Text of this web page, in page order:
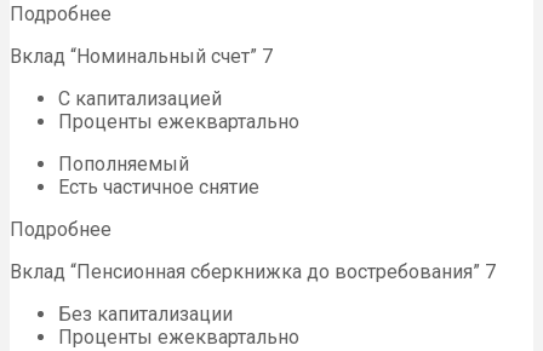
Подробнее
Вклад “Номинальный счет” 7
С капитализацией
Проценты ежеквартально
Пополняемый
Есть частичное снятие
Подробнее
Вклад “Пенсионная сберкнижка до востребования” 7
Без капитализации
Проценты ежеквартально